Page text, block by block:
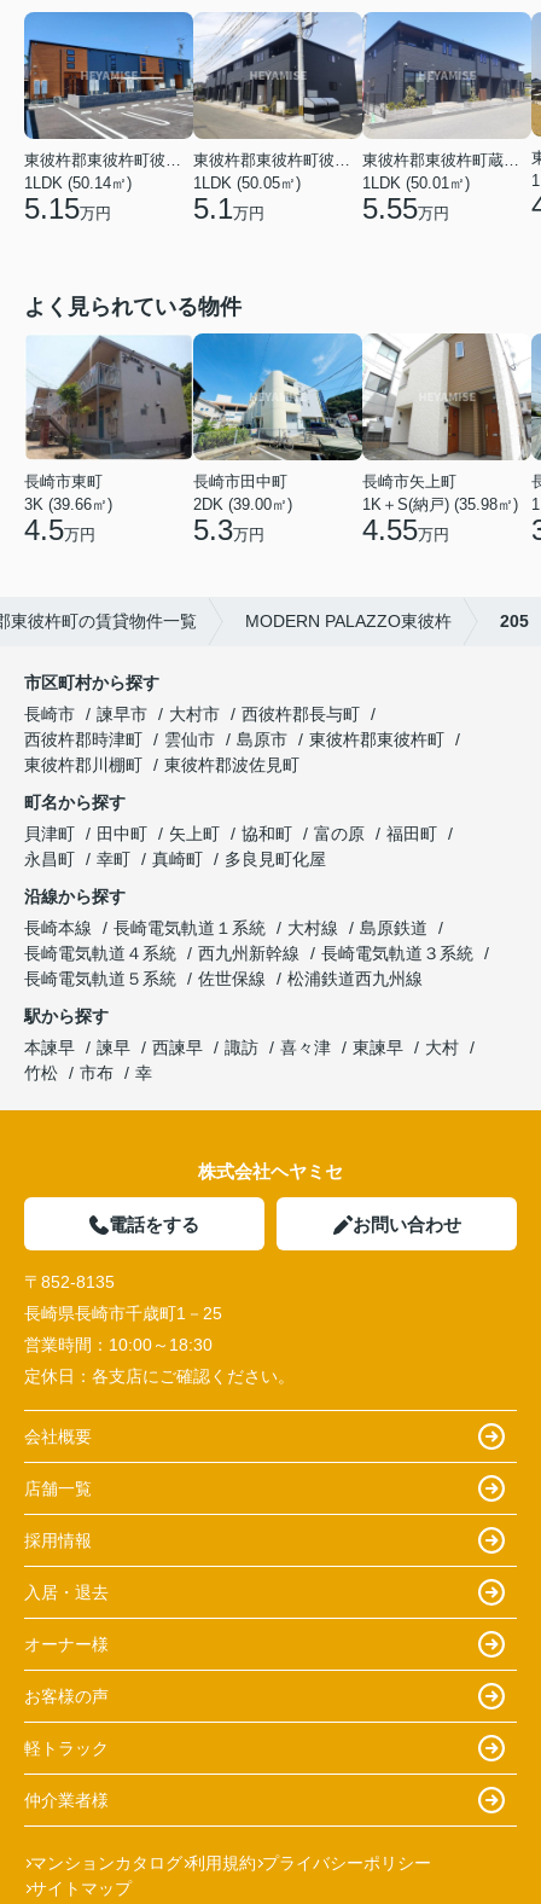
東彼杵郡東彼杵町彼杵宿郷
1LDK (50.14㎡)
5.15万円
東彼杵郡東彼杵町彼杵宿郷
1LDK (50.05㎡)
5.1万円
東彼杵郡東彼杵町蔵本郷
1LDK (50.01㎡)
5.55万円
よく見られている物件
長崎市東町
3K (39.66㎡)
4.5万円
長崎市田中町
2DK (39.00㎡)
5.3万円
長崎市矢上町
1K＋S(納戸) (35.98㎡)
4.55万円
東彼杵町の賃貸物件一覧 MODERN PALAZZO東彼杵 205
市区町村から探す
長崎市
諫早市 大村市
西彼杵郡長与町
西彼杵郡時津町
雲仙市 島原市
東彼杵郡東彼杵町
東彼杵郡川棚町
東彼杵郡波佐見町
町名から探す
貝津町
田中町 矢上町 協和町 富の原
福田町
永昌町
幸町 真崎町
多良見町化屋
沿線から探す
長崎本線
長崎電気軌道１系統 大村線
島原鉄道
長崎電気軌道４系統
西九州新幹線
長崎電気軌道３系統
長崎電気軌道５系統
佐世保線
松浦鉄道西九州線
駅から探す
本諫早
諫早 西諫早 諏訪 喜々津 東諫早
大村
竹松
市布 幸
株式会社ヘヤミセ
電話をする お問い合わせ
〒852-8135
長崎県長崎市千歳町1－25
営業時間： 10:00～18:30
定休日： 各支店にご確認ください。
会社概要
店舗一覧
採用情報
入居・退去
オーナー様
お客様の声
軽トラック
仲介業者様
マンションカタログ 利用規約 プライバシーポリシー
サイトマップ